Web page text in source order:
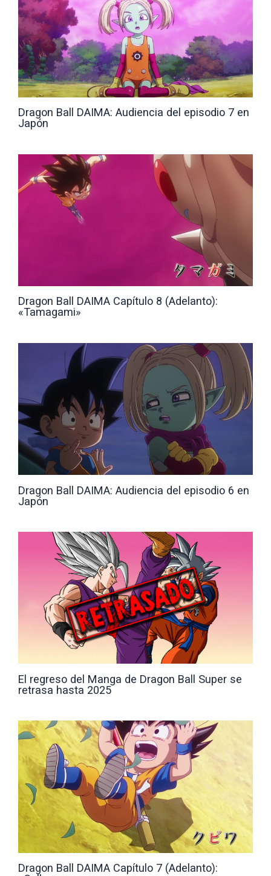
Dragon Ball DAIMA: Audiencia del episodio 7 en
Japón
Dragon Ball DAIMA Capítulo 8 (Adelanto):
«Tamagami»
Dragon Ball DAIMA: Audiencia del episodio 6 en
Japón
El regreso del Manga de Dragon Ball Super se
retrasa hasta 2025
Dragon Ball DAIMA Capítulo 7 (Adelanto):